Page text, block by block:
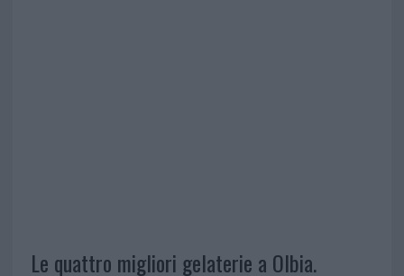
Le quattro migliori gelaterie a Olbia.